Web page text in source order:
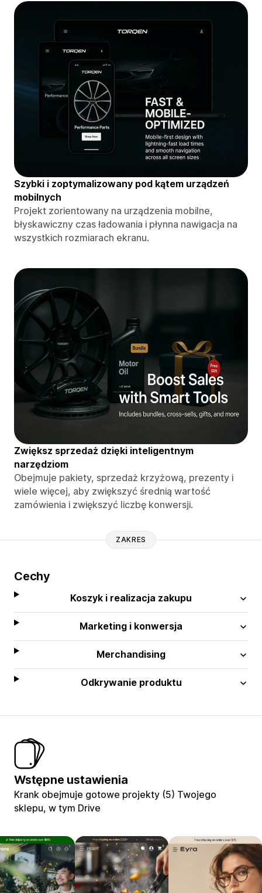
Szybki i zoptymalizowany pod kątem urządzeń
mobilnych
Projekt zorientowany na urządzenia mobilne,
błyskawiczny czas ładowania i płynna nawigacja na
wszystkich rozmiarach ekranu.
Zwiększ sprzedaż dzięki inteligentnym
narzędziom
Obejmuje pakiety, sprzedaż krzyżową, prezenty i
wiele więcej, aby zwiększyć średnią wartość
zamówienia i zwiększyć liczbę konwersji.
ZAKRES
Cechy
Koszyk i realizacja zakupu
Marketing i konwersja
Merchandising
Odkrywanie produktu
Wstępne ustawienia
Krank obejmuje gotowe projekty (5) Twojego
sklepu, w tym Drive